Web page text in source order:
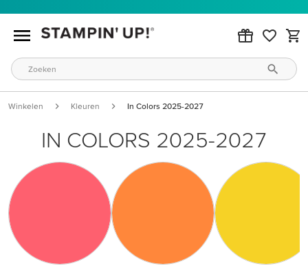
Winkelen Kleuren In Colors 2025-2027
IN COLORS 2025-2027